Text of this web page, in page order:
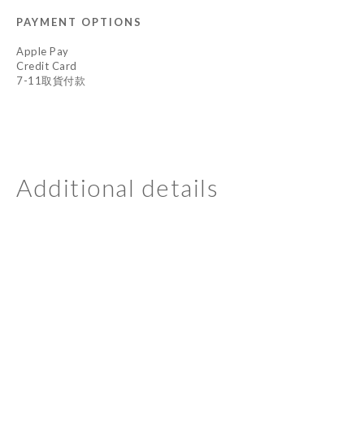
PAYMENT OPTIONS
Apple Pay
Credit Card
7-11取貨付款
Additional details